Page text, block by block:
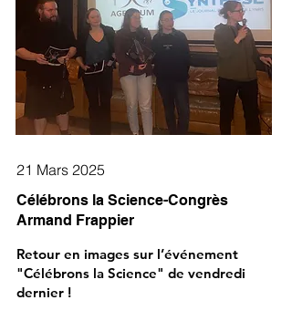
21 Mars 2025
Célébrons la Science-Congrès
Armand Frappier
Retour en images sur l’événement
"Célébrons la Science" de vendredi
dernier !